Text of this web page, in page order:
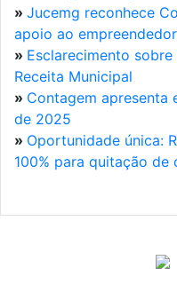
» Jucemg reconhece
apoio ao empreendedor
» Esclarecimento
Receita Municipal
» Contagem apresenta
de 2025
» Oportunidade única:
100% para quitação de